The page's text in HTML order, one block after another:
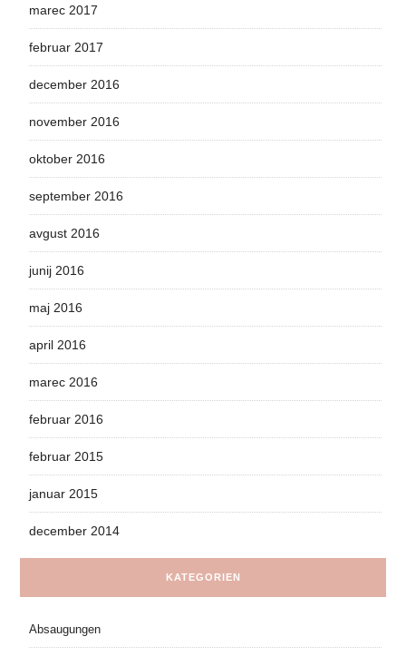
marec 2017
februar 2017
december 2016
november 2016
oktober 2016
september 2016
avgust 2016
junij 2016
maj 2016
april 2016
marec 2016
februar 2016
februar 2015
januar 2015
december 2014
KATEGORIEN
Absaugungen